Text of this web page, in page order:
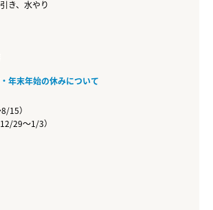
き、水やり
年末年始の休みについて
15）
29～1/3）